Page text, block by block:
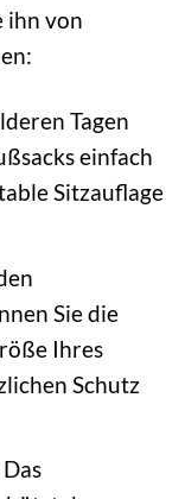
ihn von
Tagen
einfach
Sitzauflage
Sie die
Ihres
Schutz
Das